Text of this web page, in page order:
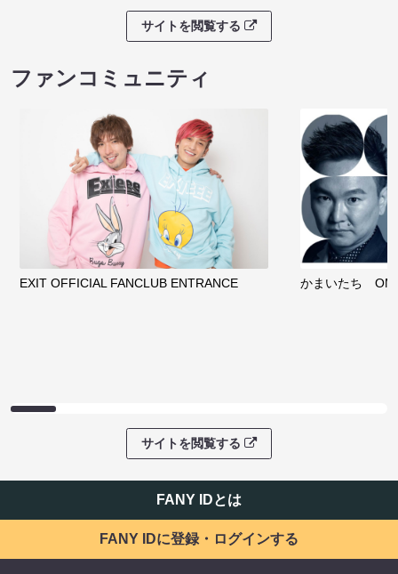
サイトを閲覧する
ファンコミュニティ
EXIT OFFICIAL FANCLUB ENTRANCE かまいたち
サイトを閲覧する
FANY IDとは
FANY IDに登録・ログインする